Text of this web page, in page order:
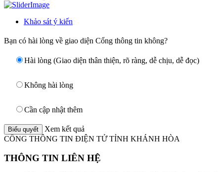
Khảo sát ý kiến
Bạn có hài lòng về giao diện Cổng thông tin không?
Hài lòng (Giao diện thân thiện, rõ ràng, dễ chịu, dễ đọc)
Không hài lòng
Cần cập nhật thêm
Xem kết quả
CỔNG THÔNG TIN ĐIỆN TỬ TỈNH KHÁNH HÒA
THÔNG TIN LIÊN HỆ